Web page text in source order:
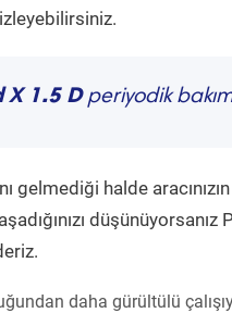
X 1.5 Dperiyodik
gelmediği halde
daha gürültülü